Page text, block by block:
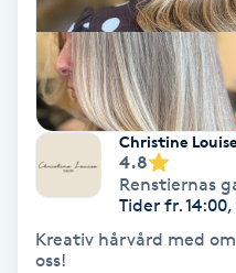
Samtalsterapi
Senioryoga
Shiatsu
Singelfransar
Christine Louise
4.8
Renstiernas
Tider fr.
Kreativ hårvård med
oss!